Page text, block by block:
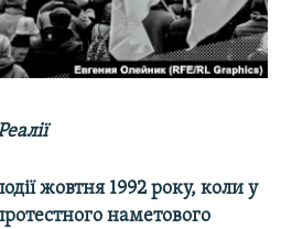
жовтня 1992 року, коли у
наметового